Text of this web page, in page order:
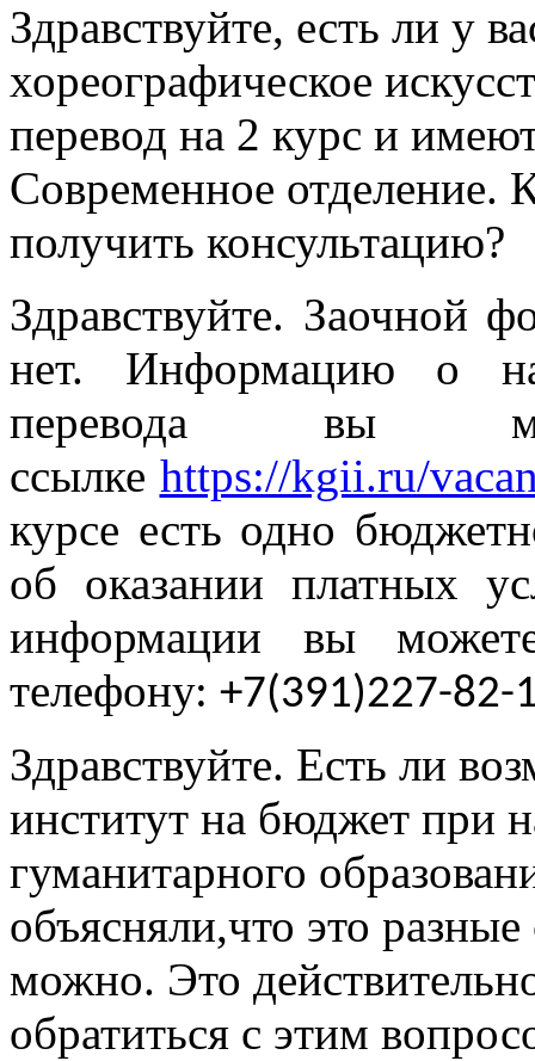
Здравствуйте, есть ли у
хореографическое
перевод на 2 курс и
Современное отделение.
получить консультацию?
Здравствуйте. Заочной
нет. Информацию о
перевода вы
ссылке https://kgii.ru/
курсе есть одно
об оказании платных
информации вы
телефону: +7(391)227-82-
Здравствуйте. Есть ли
институт на бюджет при
гуманитарного
объясняли,что это
можно. Это
обратиться с этим